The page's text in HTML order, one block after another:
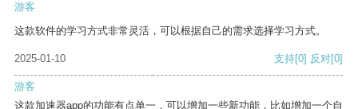
游客
这款软件的学习方式非常灵活，可以根据自己的需求选择学习方式。
2025-01-10 支持[0] 反对[0]
游客
这款加速器app的功能有点单一，可以增加一些新功能，比如增加一个自